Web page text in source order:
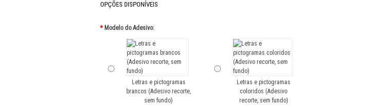
OPÇÕES DISPONÍVEIS
* Modelo do Adesivo:
Letras e pictogramas
brancos (Adesivo recorte,
sem fundo)
Letras e pictogramas
coloridos (Adesivo
recorte, sem fundo)